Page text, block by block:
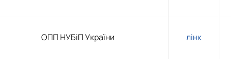
ОПП НУБіП України лінк